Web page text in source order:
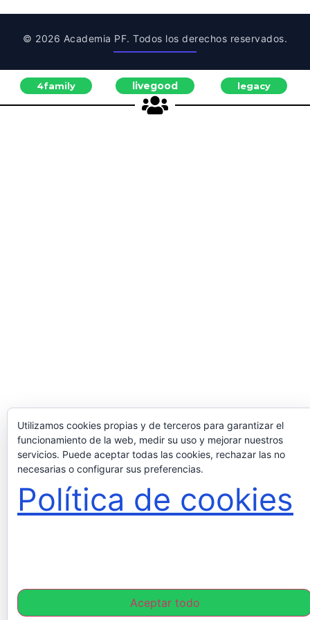
© 2026 Academia PF. Todos los derechos reservados.
4family livegood legacy
Utilizamos cookies propias y de terceros para garantizar el
funcionamiento de la web, medir su uso y mejorar nuestros
servicios. Puede aceptar todas las cookies, rechazar las no
necesarias o configurar sus preferencias.
Política de cookies
Aceptar todo